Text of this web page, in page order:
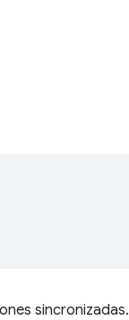
sincronizadas.